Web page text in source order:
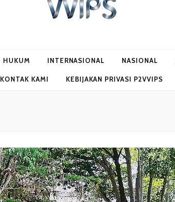
HUKUM INTERNASIONAL NASIONAL
KONTAK KAMI KEBIJAKAN PRIVASI P2VVIPS